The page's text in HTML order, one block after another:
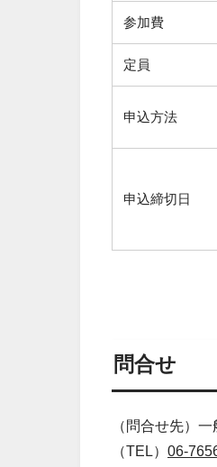
参加費
定員
申込方法
申込締切日
問合せ
（問合せ先）
（TEL） 06-